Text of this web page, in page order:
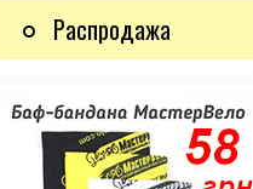
Распродажа